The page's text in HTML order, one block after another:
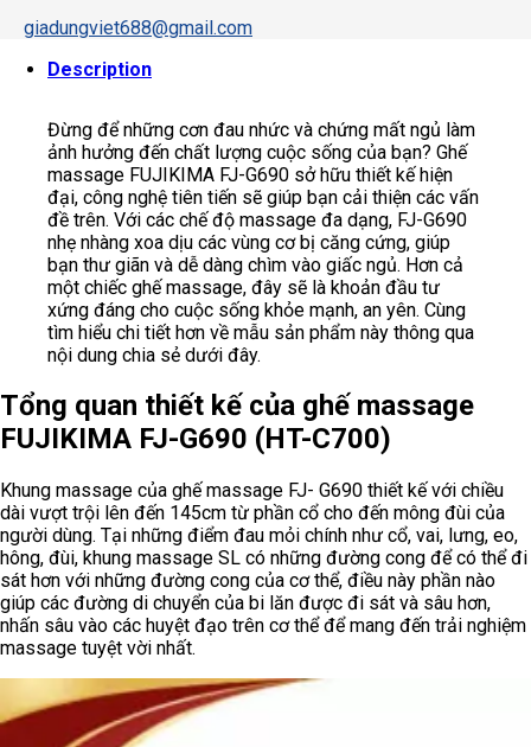
giadungviet688@gmail.com
Description
Đừng để những cơn đau nhức và chứng mất ngủ làm
ảnh hưởng đến chất lượng cuộc sống của bạn? Ghế
massage FUJIKIMA FJ-G690 sở hữu thiết kế hiện
đại, công nghệ tiên tiến sẽ giúp bạn cải thiện các vấn
đề trên. Với các chế độ massage đa dạng, FJ-G690
nhẹ nhàng xoa dịu các vùng cơ bị căng cứng, giúp
bạn thư giãn và dễ dàng chìm vào giấc ngủ. Hơn cả
một chiếc ghế massage, đây sẽ là khoản đầu tư
xứng đáng cho cuộc sống khỏe mạnh, an yên. Cùng
tìm hiểu chi tiết hơn về mẫu sản phẩm này thông qua
nội dung chia sẻ dưới đây.
Tổng quan thiết kế của ghế massage
FUJIKIMA FJ-G690 (HT-C700)
Khung massage của ghế massage FJ- G690 thiết kế với chiều
dài vượt trội lên đến 145cm từ phần cổ cho đến mông đùi của
người dùng. Tại những điểm đau mỏi chính như cổ, vai, lưng, eo,
hông, đùi, khung massage SL có những đường cong để có thể đi
sát hơn với những đường cong của cơ thể, điều này phần nào
giúp các đường di chuyển của bi lăn được đi sát và sâu hơn,
nhấn sâu vào các huyệt đạo trên cơ thể để mang đến trải nghiệm
massage tuyệt vời nhất.